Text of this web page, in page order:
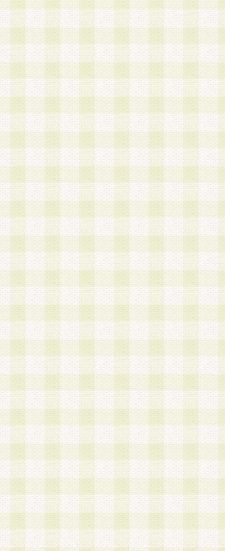
a.既に登録されている会員と同一のメールアドレ
録する場合
b.本サービスと同様のサービスを提供している企
業に従事していると思われる本人またはその家族
場合
c.その他当社が不適切と判断する場合
2.当社は、会員登録希望者を会員として承認する
した 場合、会員登録希望者による会員登録手続
による承認後の場合であっても、会員登録の取り
の抹消を、当社が適切と判 断する方法・手段に
とができるものとします。
3.会員登録希望者が18歳未満、成年被後見人、被
人 である場合は、親権者などの法定代理人の同
録を行うものとします。なお、義務教育学齢に該
者については、登録時に 当社が別途定める方法
権者による承認手続きを行うものとします。
第3条 会員の登録方法
1.会員登録手続きは、会員登録希望者本人が行う
る登録は一切認められないものとします。
2.会員登録希望者は、本規約に同意の後、当社指
画 面」において、当社が指定する必要事項を入
を行うものとします。当社は、会員登録を承認し
会員として本サービスを 受けるためのログイン
を付与します。
3.会員は、会員登録の際に申告する登録情報の全
いかなる虚偽の申告をも行ってはならないものと
4.会員は、複数のログインＩＤおよびパスワード
いものとします。
第4条 ログインIDおよびパスワードの管理
1.会員は、会員登録後、本サイト内にて本サービ
加する際には、前条に基づき当社から付与された
スワードを使用するものとします。
2.登録の際に当社が付与したログインIDおよびパ
の使用に関しては、全て会員本人がその責任を負
3.会員は、当社から付与されたログインIDおよび
貸与、名義変更、売買その他形態を問わず第三者
ならないものとします。